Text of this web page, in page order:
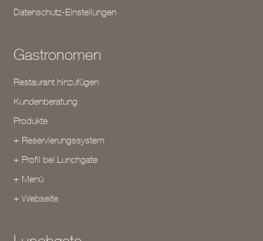
Datenschutz-Einstellungen
Gastronomen
Restaurant hinzufügen
Kundenberatung
Produkte
+ Reservierungssystem
+ Profil bei Lunchgate
+ Menü
+ Webseite